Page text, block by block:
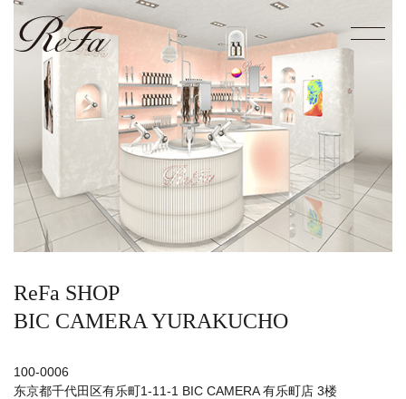
ReFa SHOP
BIC CAMERA YURAKUCHO
100-0006
东京都千代田区有乐町1-11-1 BIC CAMERA 有乐町店 3楼